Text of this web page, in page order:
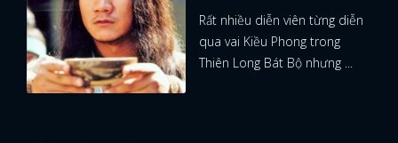
Rất nhiều diễn viên từng diễn
qua vai Kiều Phong trong
Thiên Long Bát Bộ nhưng ...